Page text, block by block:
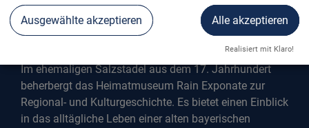
HEIMATMUSEUM RAIN
Im ehemaligen Salzstadel aus dem 17. Jahrhundert
beherbergt das Heimatmuseum Rain Exponate zur
Regional- und Kulturgeschichte. Es bietet einen Einblick
in das alltägliche Leben einer alten bayerischen
Ausgewählte akzeptieren Alle akzeptieren
Realisiert mit Klaro!